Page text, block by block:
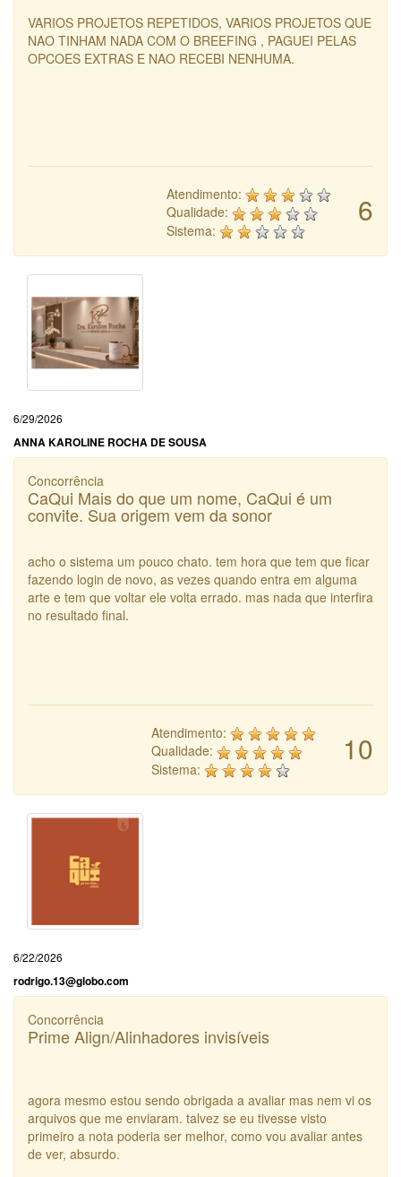
VARIOS PROJETOS REPETIDOS, VARIOS PROJETOS QUE
NAO TINHAM NADA COM O BREEFING , PAGUEI PELAS
OPCOES EXTRAS E NAO RECEBI NENHUMA.
6
Atendimento:
Qualidade:
Sistema:
6/29/2026
ANNA KAROLINE ROCHA DE SOUSA
Concorrência
CaQui Mais do que um nome, CaQui é um
convite. Sua origem vem da sonor
acho o sistema um pouco chato. tem hora que tem que ficar
fazendo login de novo, as vezes quando entra em alguma
arte e tem que voltar ele volta errado. mas nada que interfira
no resultado final.
10
Atendimento:
Qualidade:
Sistema:
6/22/2026
rodrigo.13@globo.com
Concorrência
Prime Align/Alinhadores invisíveis
agora mesmo estou sendo obrigada a avaliar mas nem vi os
arquivos que me enviaram. talvez se eu tivesse visto
primeiro a nota poderia ser melhor, como vou avaliar antes
de ver, absurdo.